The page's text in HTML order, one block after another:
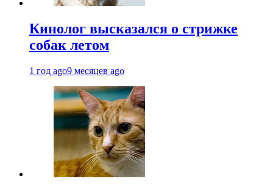
Кинолог высказался о стрижке
собак летом
1 год ago9 месяцев ago